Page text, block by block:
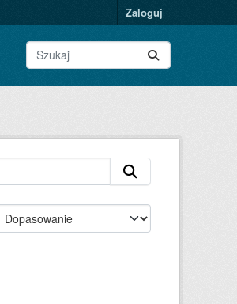
Zaloguj